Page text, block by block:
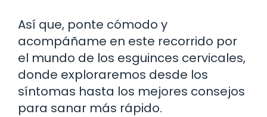
Así que, ponte cómodo y
acompáñame en este recorrido por
el mundo de los esguinces cervicales,
donde exploraremos desde los
síntomas hasta los mejores consejos
para sanar más rápido.